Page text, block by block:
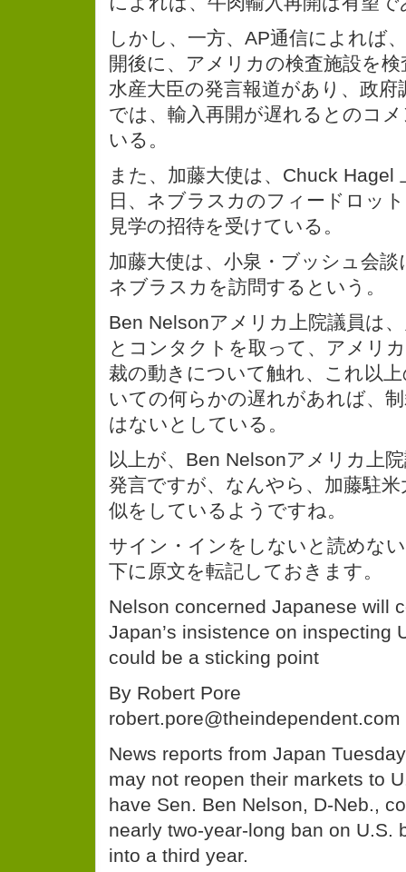
しかし、一方、AP通信によれば
開後に、アメリカの検査施設を
水産大臣の発言報道があり、政
では、輸入再開が遅れるとのコ
いる。
また、加藤大使は、Chuck Hagel
日、ネブラスカのフィードロッ
見学の招待を受けている。
加藤大使は、小泉・ブッシュ会
ネブラスカを訪問するという。
Ben Nelsonアメリカ上院議員は
とコンタクトを取って、アメリ
裁の動きについて触れ、これ以
いての何らかの遅れがあれば、
はないとしている。
以上が、Ben Nelsonアメリカ上
発言ですが、なんやら、加藤駐
似をしているようですね。
サイン・インをしないと読めな
下に原文を転記しておきます。
Nelson concerned Japanese will
Japan’s insistence on inspecting
could be a sticking point
By Robert Pore
robert.pore@theindependent.com
News reports from Japan
may not reopen their markets to
have Sen. Ben Nelson, D-Neb.,
nearly two-year-long ban on U.S.
into a third year.